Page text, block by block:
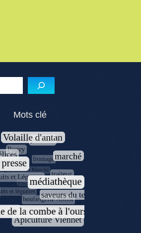
l'article
Mots clé